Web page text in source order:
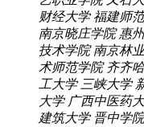
财经大学 福建师
南京晓庄学院 惠
技术学院 南京林
术师范学院 齐齐
工大学 三峡大学
大学 广西中医药
建筑大学 晋中学院